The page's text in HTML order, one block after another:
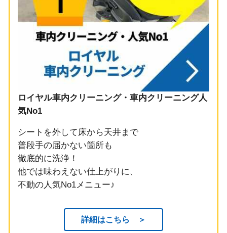
ロイヤル車内クリーニング・車内クリーニング人
気No1
シートを外して床から天井まで
普段手の届かない箇所も
徹底的に洗浄！
他では味わえない仕上がりに、
不動の人気No1メニュー♪
詳細はこちら ＞